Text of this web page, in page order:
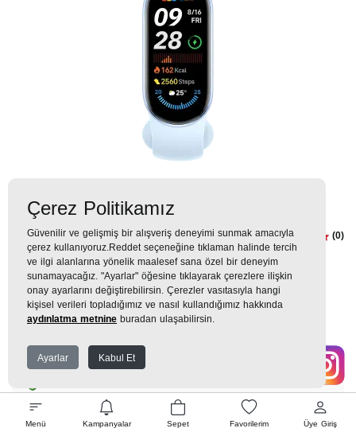
Menü Kampanyalar Sepet Favorilerim Üye Giriş
Xiaomi Smart Band 9 Arctic Blue
Akıllı Bileklik
(0)
1.499TL
167 TLx 9 Taksit =1.499 TL Ekstra İndirim %12 =
WHATSAPP SİPARİŞ
Çerez Politikamız
Güvenilir ve gelişmiş bir alışveriş deneyimi sunmak amacıyla
çerez kullanıyoruz.Reddet seçeneğine tıklaman halinde tercih
ve ilgi alanlarına yönelik maalesef sana özel bir deneyim
sunamayacağız. "Ayarlar" öğesine tıklayarak çerezlere ilişkin
onay ayarlarını değiştirebilirsin. Çerezler vasıtasıyla hangi
kişisel verileri topladığımız ve nasıl kullandığımız hakkında
aydınlatma metnine buradan ulaşabilirsin.
Ayarlar Kabul Et